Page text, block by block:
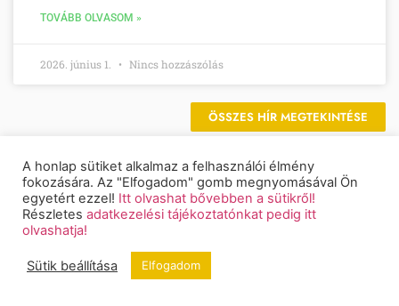
TOVÁBB OLVASOM »
2026. június 1. Nincs hozzászólás
ÖSSZES HÍR MEGTEKINTÉSE
Naptár
2026. augusztus
A honlap sütiket alkalmaz a felhasználói élmény
fokozására. Az "Elfogadom" gomb megnyomásával Ön
egyetért ezzel! Itt olvashat bővebben a sütikről!
Részletes adatkezelési tájékoztatónkat pedig itt
olvashatja!
Sütik beállítása Elfogadom